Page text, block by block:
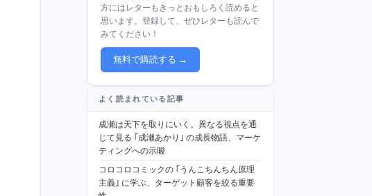
方にはレターもきっとおもしろく読めると
思います。登録して、ぜひレターも読んで
みてください！
無料で購読する →
よく読まれている記事
成瀬は天下を取りにいく。異なる視点を通
じて見る ｢成瀬あかり｣ の成長物語、マーケ
ティングへの示唆
コロコロコミックの ｢うんこちんちん原理
主義｣ に学ぶ、ターゲット顧客を絞る重要